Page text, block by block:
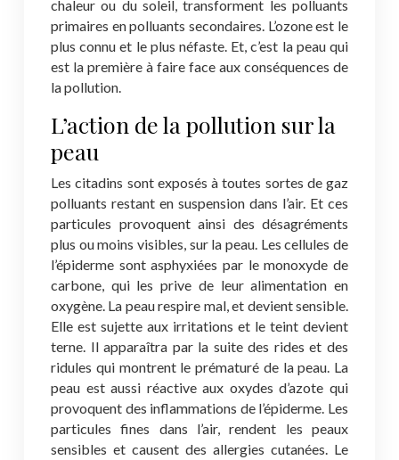
chaleur ou du soleil, transforment les polluants
primaires en polluants secondaires. L’ozone est le
plus connu et le plus néfaste. Et, c’est la peau qui
est la première à faire face aux conséquences de
la pollution.
L’action de la pollution sur la
peau
Les citadins sont exposés à toutes sortes de gaz
polluants restant en suspension dans l’air. Et ces
particules provoquent ainsi des désagréments
plus ou moins visibles, sur la peau. Les cellules de
l’épiderme sont asphyxiées par le monoxyde de
carbone, qui les prive de leur alimentation en
oxygène. La peau respire mal, et devient sensible.
Elle est sujette aux irritations et le teint devient
terne. Il apparaîtra par la suite des rides et des
ridules qui montrent le prématuré de la peau. La
peau est aussi réactive aux oxydes d’azote qui
provoquent des inflammations de l’épiderme. Les
particules fines dans l’air, rendent les peaux
sensibles et causent des allergies cutanées. Le